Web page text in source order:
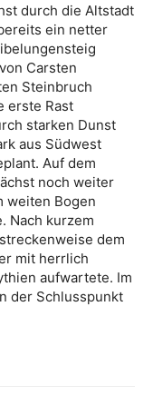
durch die Altstadt
ein netter
Carsten
Steinbruch
erste Rast
starken Dunst
aus Südwest
Auf dem
noch weiter
weiten Bogen
Nach kurzem
dem
mit herrlich
aufwartete. Im
der Schlusspunkt